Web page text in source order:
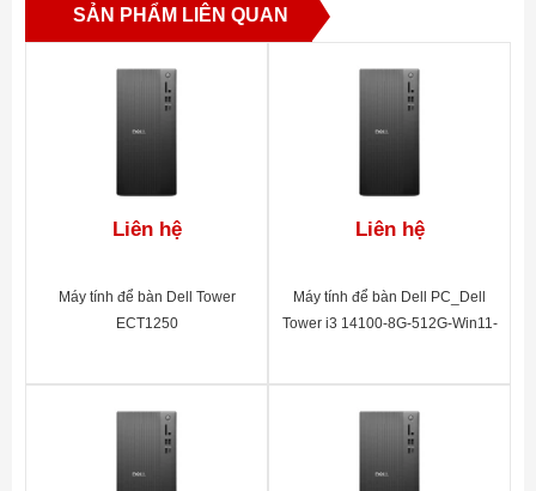
SẢN PHẨM LIÊN QUAN
Liên hệ
Máy tính để bàn Dell Tower
ECT1250
Liên hệ
Máy tính để bàn Dell PC_Dell
Tower i3 14100-8G-512G-Win11-